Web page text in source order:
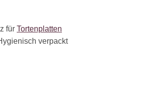
für Tortenplatten
verpackt